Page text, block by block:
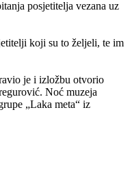
posjetitelja vezana uz
koji su to željeli, te im
je i izložbu otvorio
Noć muzeja
„Laka meta“ iz